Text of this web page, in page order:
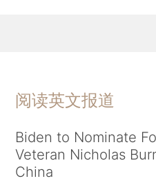
阅读英文报道
Biden to Nominate
Veteran Nicholas
China